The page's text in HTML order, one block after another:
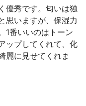
優秀です。匂いは独
思いますが、保湿力
1番いいのはトーン
ップしてくれて、化
麗に見せてくれま